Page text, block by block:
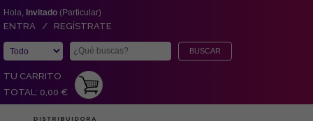
Hola, Invitado (Particular)
ENTRA / REGÍSTRATE
TU CARRITO
TOTAL: 0,00 €